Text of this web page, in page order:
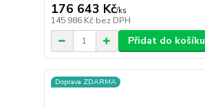
176 643 Kč/ks
145 986 Kč bez DPH
Přidat do košíku
Doprava ZDARMA